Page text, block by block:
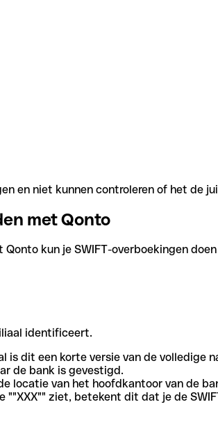
en niet kunnen controleren of het de
met Qonto
kun je SWIFT-overboekingen
identificeert.
is dit een korte versie van de volledige
de bank is gevestigd.
locatie van het hoofdkantoor van de
""XXX"" ziet, betekent dit dat je de